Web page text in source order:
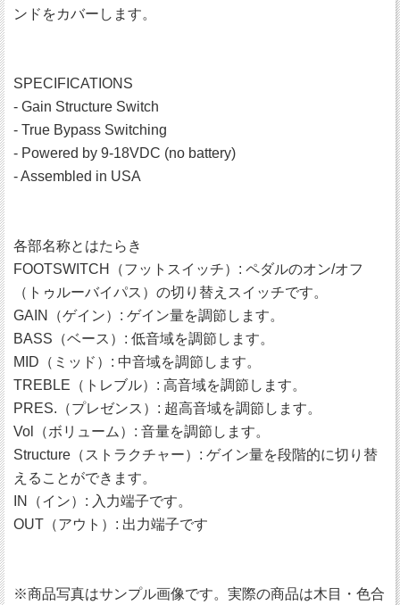
ンドをカバーします。
SPECIFICATIONS
- Gain Structure Switch
- True Bypass Switching
- Powered by 9-18VDC (no battery)
- Assembled in USA
各部名称とはたらき
FOOTSWITCH（フットスイッチ）: ペダルのオン/オフ
（トゥルーバイパス）の切り替えスイッチです。
GAIN（ゲイン）: ゲイン量を調節します。
BASS（ベース）: 低音域を調節します。
MID（ミッド）: 中音域を調節します。
TREBLE（トレブル）: 高音域を調節します。
PRES.（プレゼンス）: 超高音域を調節します。
Vol（ボリューム）: 音量を調節します。
Structure（ストラクチャー）: ゲイン量を段階的に切り替
えることができます。
IN（イン）: 入力端子です。
OUT（アウト）: 出力端子です
※商品写真はサンプル画像です。実際の商品は木目・色合